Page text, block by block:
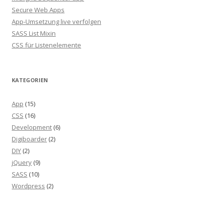
Secure Web Apps
App-Umsetzung live verfolgen
SASS List Mixin
CSS für Listenelemente
KATEGORIEN
App (15)
CSS (16)
Development (6)
Digiboarder (2)
DIY (2)
jQuery (9)
SASS (10)
Wordpress (2)